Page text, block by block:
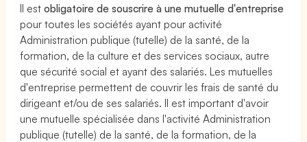
Il estobligatoire de souscrire à une mutuelle d'entreprise
pour toutes les sociétés ayant pour activité
Administration publique (tutelle) de la santé, de la
formation, de la culture et des services sociaux, autre
que sécurité social et ayant des salariés. Les mutuelles
d'entreprise permettent de couvrir les frais de santé du
dirigeant et/ou de ses salariés. Il est important d'avoir
une mutuelle spécialisée dans l'activité Administration
publique (tutelle) de la santé, de la formation, de la